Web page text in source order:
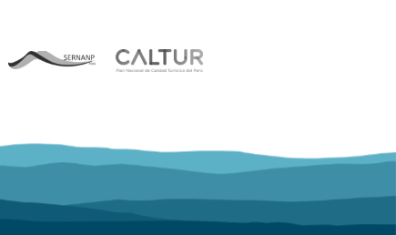
accompanied by David. David was
simply extraordinary and exceeded
single day special. He was not just a
guide, but a companion, motivator,
fascinating stories and the passion
with which he spoke about Peru, he